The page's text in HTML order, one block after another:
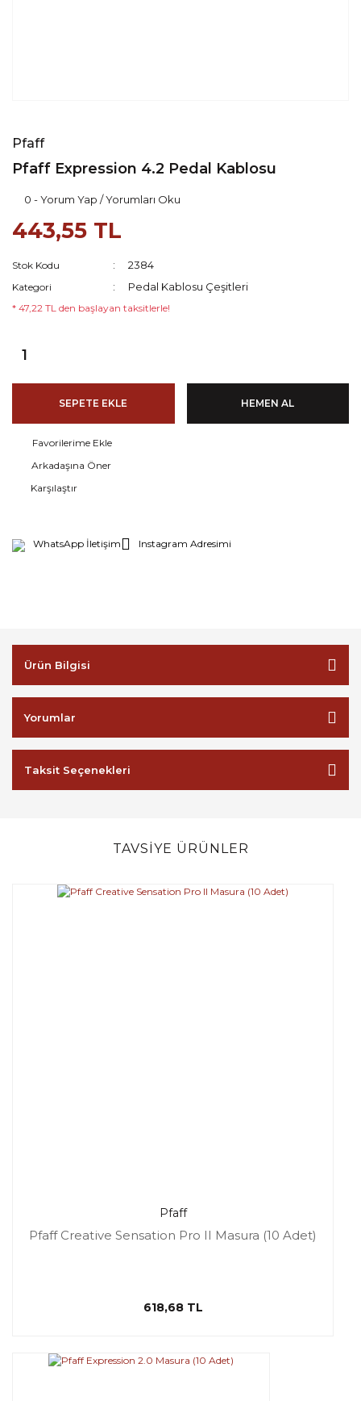
Pfaff
Pfaff Expression 4.2 Pedal Kablosu
0 - Yorum Yap / Yorumları Oku
443,55 TL
Stok Kodu 2384
Kategori Pedal Kablosu Çeşitleri
* 47,22 TL den başlayan taksitlerle!
SEPETE EKLE HEMEN AL
Arkadaşına Öner
Karşılaştır
WhatsApp İletişim Instagram Adresimi
Ürün Bilgisi
Yorumlar
Taksit Seçenekleri
TAVSİYE ÜRÜNLER
Pfaff
Pfaff Creative Sensation Pro II Masura (10 Adet)
618,68 TL